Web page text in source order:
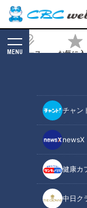
ニュース お気に
MENU
チャン
newsX
健康カ
中日ク
雨 侍・井
す“ドラ大
2021/08/10 17:12